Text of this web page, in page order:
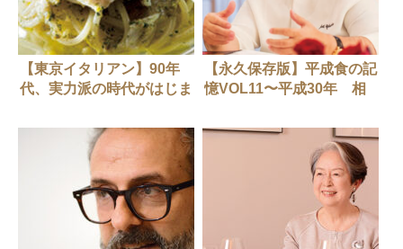
【東京イタリアン】90年
代、実力派の時代がはじま
【永久保存版】平成食の記
憶VOL11〜平成30年 相